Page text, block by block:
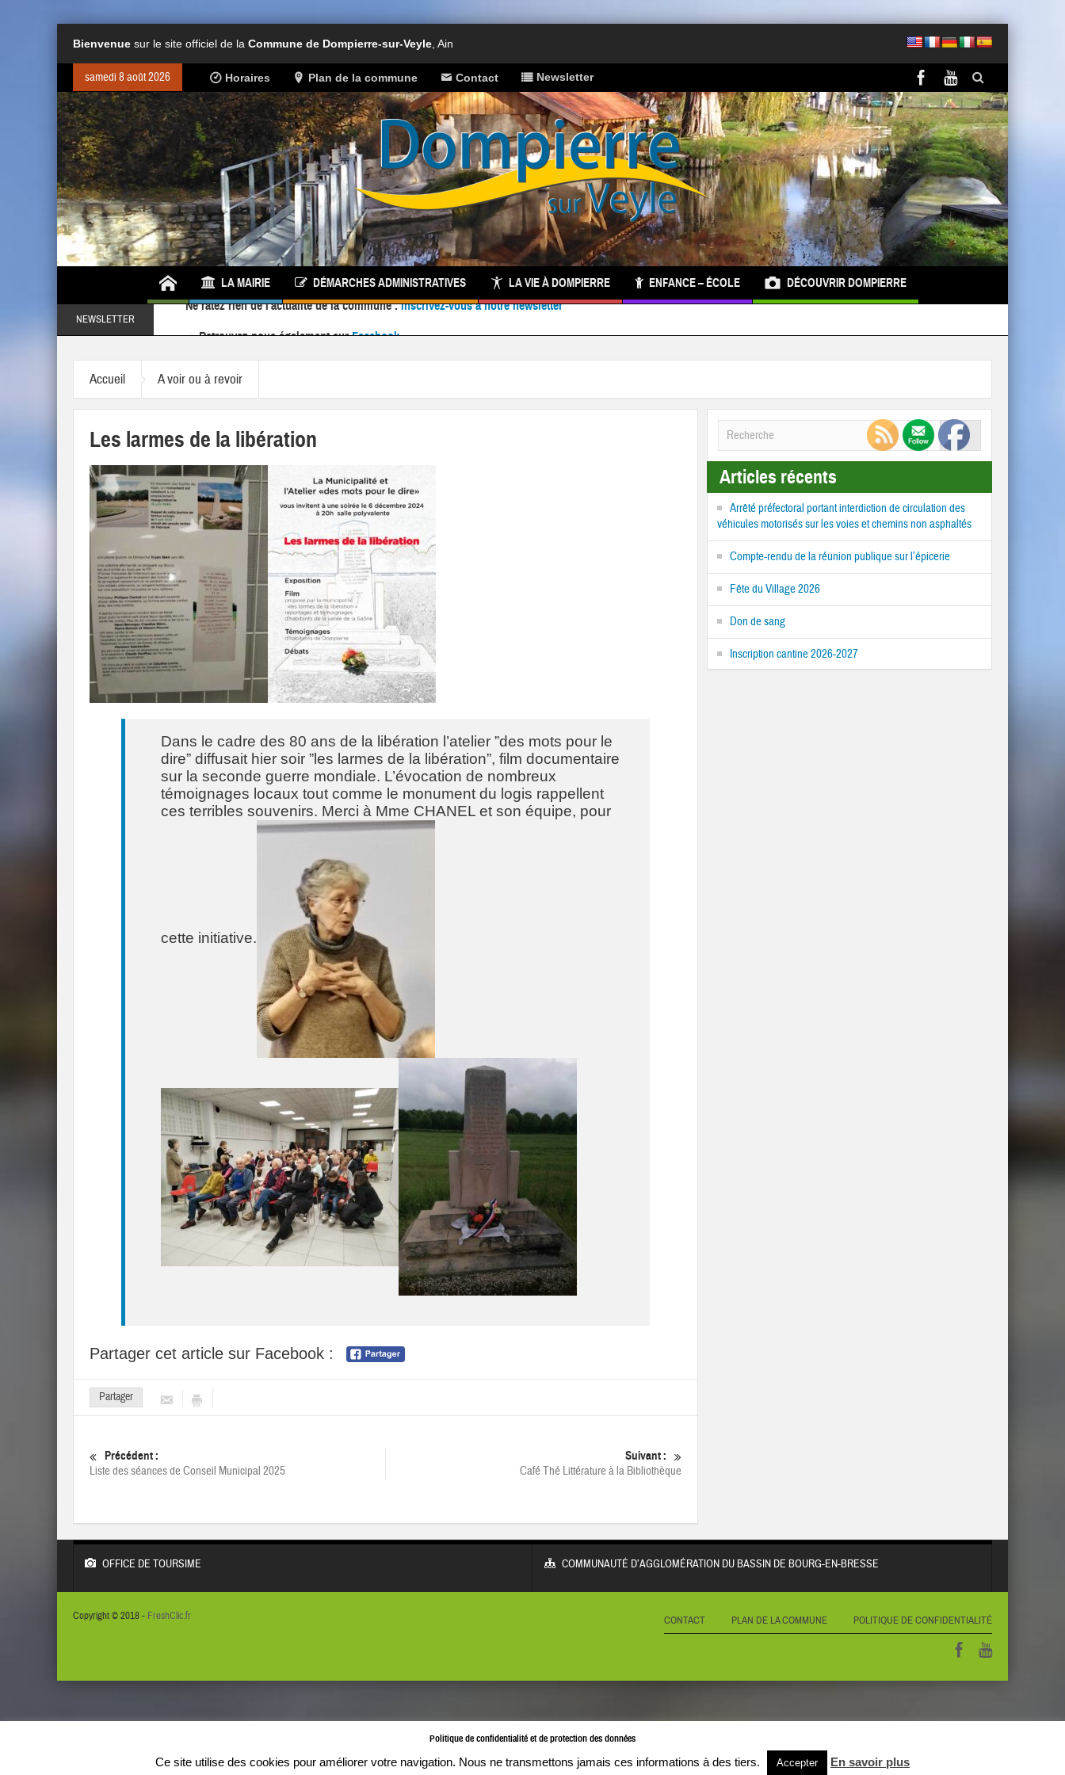
Bienvenue sur le site officiel de la Commune de Dompierre-sur-Veyle , Ain
samedi 8 août 2026 Horaires Plan de la commune Contact Newsletter
LA MAIRIE DÉMARCHES ADMINISTRATIVES LA VIE À DOMPIERRE ENFANCE – ÉCOLE DÉCOUVRIR DOMPIERRE
NEWSLETTER
Accueil
A voir ou à revoir
Les larmes de la libération
Dans le cadre des 80 ans de la libération l’atelier ”des mots pour le
dire” diffusait hier soir ”les larmes de la libération”, film documentaire
sur la seconde guerre mondiale. L’évocation de nombreux
témoignages locaux tout comme le monument du logis rappellent
ces terribles souvenirs. Merci à Mme CHANEL et son équipe, pour
cette initiative.
Partager cet article sur Facebook :
Partager
Précédent :
Liste des séances de Conseil Municipal 2025
Suivant :
Café Thé Littérature à la Bibliothèque
Articles récents
Arrêté préfectoral portant interdiction de circulation des
véhicules motorisés sur les voies et chemins non asphaltés
Compte-rendu de la réunion publique sur l’épicerie
Fête du Village 2026
Don de sang
Inscription cantine 2026-2027
OFFICE DE TOURSIME COMMUNAUTÉ D’AGGLOMÉRATION DU BASSIN DE BOURG-EN-BRESSE
CONTACT PLAN DE LA COMMUNE POLITIQUE DE CONFIDENTIALITÉ
Copyright © 2018 - FreshClic.fr
Politique de confidentialité et de protection des données
Ce site utilise des cookies pour améliorer votre navigation. Nous ne transmettons jamais ces informations à des tiers. Accepter En savoir plus